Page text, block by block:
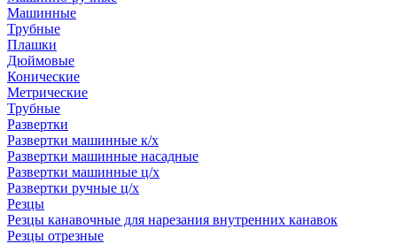
Машинные
Трубные
Плашки
Дюймовые
Конические
Метрические
Трубные
Развертки
Развертки машинные к/х
Развертки машинные насадные
Развертки машинные ц/х
Развертки ручные ц/х
Резцы
Резцы канавочные для нарезания внутренних канавок
Резцы отрезные